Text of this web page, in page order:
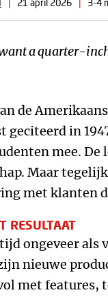
| 21 april 2026 | 3-4
a quarter-
de
geciteerd in
mee. De
Maar
met klanten
RESULTAAT
ongeveer als
nieuwe
met features,